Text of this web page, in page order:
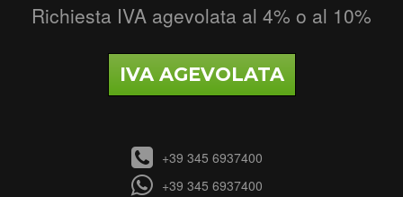
Richiesta IVA agevolata al 4% o al 10%
IVA AGEVOLATA
+39 345 6937400
+39 345 6937400